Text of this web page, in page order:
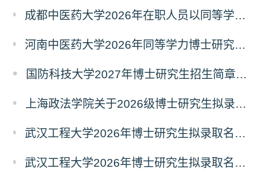
成都中医药大学2026年在职人员以同等学力申请中医博士专业学位招生章程
河南中医药大学2026年同等学力博士研究生招生拟进入复试人员名单公示
国防科技大学2027年博士研究生招生简章（预发版）
上海政法学院关于2026级博士研究生拟录取后续相关事宜的通知
武汉工程大学2026年博士研究生拟录取名单公示（普通招考）（第四批）
武汉工程大学2026年博士研究生拟录取名单公示（普通招考）（第五批）